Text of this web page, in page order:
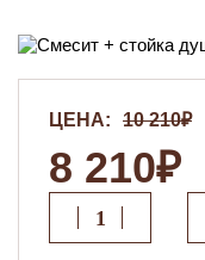
ЦЕНА: 10 210₽
8 210₽